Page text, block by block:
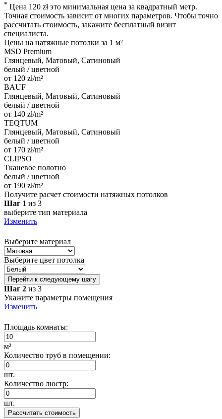
* Цена 120 zł это минимальная цена за квадратный метр.
Точная стоимость зависит от многих параметров. Чтобы точно
рассчитать стоимость, закажите бесплатный визит
специалиста.
Цены на натяжные потолки за 1 м²
MSD Premium
Глянцевый, Матовый, Сатиновый
белый / цветной
от 120 zł/m²
BAUF
Глянцевый, Матовый, Сатиновый
белый / цветной
от 140 zł/m²
TEQTUM
Глянцевый, Матовый, Сатиновый
белый / цветной
от 170 zł/m²
CLIPSO
Тканевое полотно
белый / цветной
от 190 zł/m²
Получите расчет стоимости натяжных потолков
Шаг 1 из 3
выберите тип материала
Изменить
Выберите материал
Выберите цвет потолка
Перейти к следующему шагу
Шаг 2 из 3
Укажите параметры помещения
Изменить
Площадь комнаты:
м²
Количество труб в помещении:
шт.
Количество люстр:
шт.
Рассчитать стоимость